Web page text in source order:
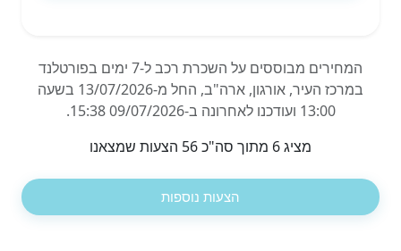
המחירים מבוססים על השכרת רכב ל-7 ימים בפורטלנד
במרכז העיר, אורגון, ארה"ב, החל מ-13/07/2026 בשעה
13:00 ועודכנו לאחרונה ב-09/07/2026 15:38.
מציג 6 מתוך סה"כ 56 הצעות שמצאנו
הצעות נוספות